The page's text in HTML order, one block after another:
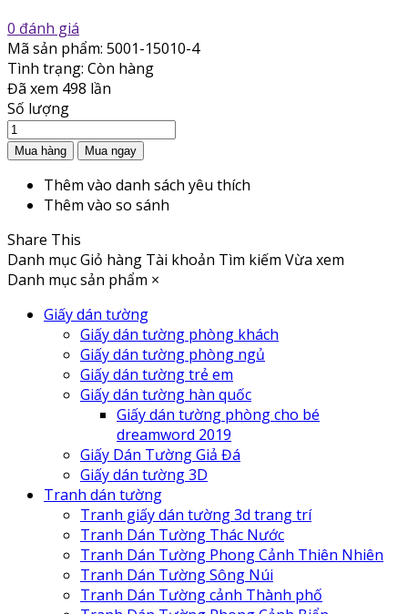
0 đánh giá
Mã sản phẩm: 5001-15010-4
Tình trạng: Còn hàng
Đã xem 498 lần
Số lượng
Thêm vào danh sách yêu thích
Thêm vào so sánh
Share This
Danh mụcGiỏ hàng Tài khoản Tìm kiếm Vừa xem
Danh mục sản phẩm ×
Giấy dán tường
Giấy dán tường phòng khách
Giấy dán tường phòng ngủ
Giấy dán tường trẻ em
Giấy dán tường hàn quốc
Giấy dán tường phòng cho bé
dreamword 2019
Giấy Dán Tường Giả Đá
Giấy dán tường 3D
Tranh dán tường
Tranh giấy dán tường 3d trang trí
Tranh Dán Tường Thác Nước
Tranh Dán Tường Phong Cảnh Thiên Nhiên
Tranh Dán Tường Sông Núi
Tranh Dán Tường cảnh Thành phố